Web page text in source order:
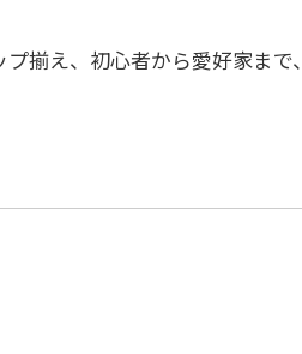
揃え、初心者から愛好家まで